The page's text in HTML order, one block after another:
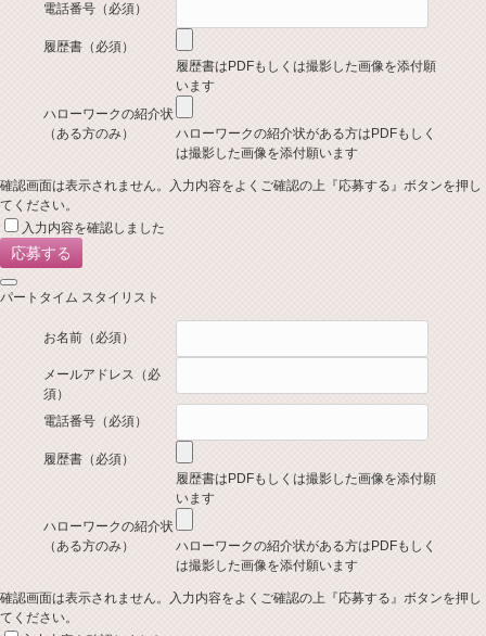
電話番号 （必須）
履歴書 （必須）
履歴書はPDFもしくは撮影した画像を添付願
います
ハローワークの紹介状
（ある方のみ）
ハローワークの紹介状がある方はPDFもしく
は撮影した画像を添付願います
確認画面は表示されません。入力内容をよくご確認の上『応募する』ボタンを押し
てください。
入力内容を確認しました
パートタイム スタイリスト
お名前 （必須）
メールアドレス （必
須）
電話番号 （必須）
履歴書 （必須）
履歴書はPDFもしくは撮影した画像を添付願
います
ハローワークの紹介状
（ある方のみ）
ハローワークの紹介状がある方はPDFもしく
は撮影した画像を添付願います
確認画面は表示されません。入力内容をよくご確認の上『応募する』ボタンを押し
てください。